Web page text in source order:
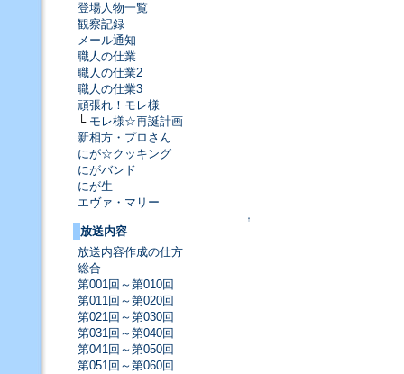
登場人物一覧
観察記録
メール通知
職人の仕業
職人の仕業2
職人の仕業3
頑張れ！モレ様
└ モレ様☆再誕計画
新相方・プロさん
にが☆クッキング
にがバンド
にが生
エヴァ・マリー
↑
放送内容
放送内容作成の仕方
総合
第001回～第010回
第011回～第020回
第021回～第030回
第031回～第040回
第041回～第050回
第051回～第060回